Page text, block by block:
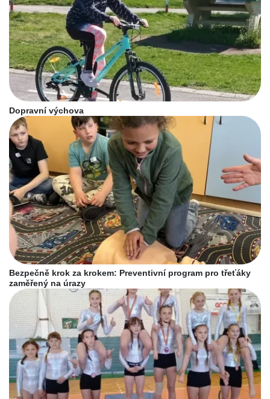
Dopravní výchova
Bezpečně krok za krokem: Preventivní program pro třeťáky
zaměřený na úrazy